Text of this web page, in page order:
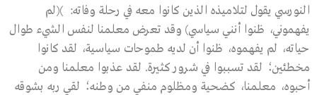
النورسي يقول لتلاميذه الذين كانوا معه في رحلة وفاته: )(لم
يفهموني، ظنوا أنني سياسي) وقد تعرض معلمنا لنفس الشيء طوال
حياته، لم يفهموه، ظنوا أن لديه طموحات سياسية، لقد كانوا
مخطئين؛ لقد تسببوا في شرور كثيرة. لقد عذبوا معلمنا ومن
أحبوه، معلمنا، كضحية ومظلوم منفي من وطنه؛ لقي ربه بشوقه